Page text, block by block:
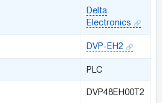
Delta
Electronics
DVP-EH2
PLC
DVP48EH00T2